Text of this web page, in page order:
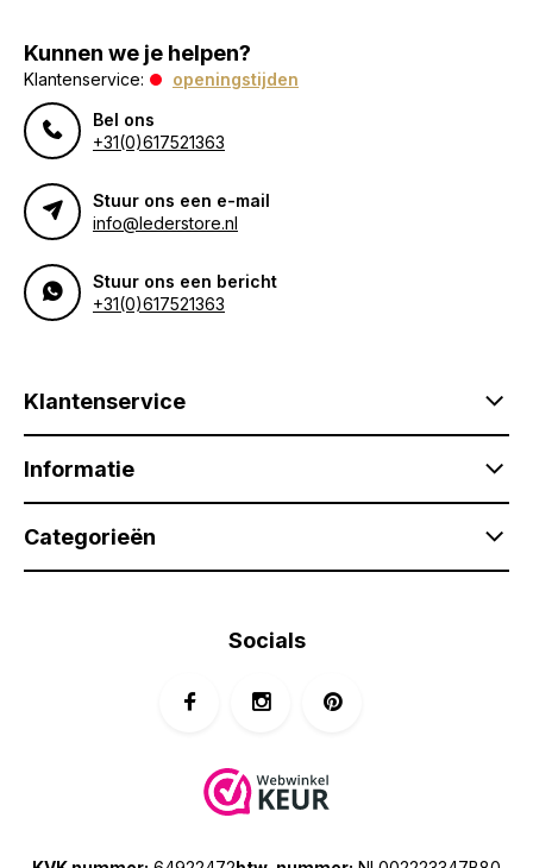
Kunnen we je helpen?
Klantenservice:
openingstijden
Bel ons
+31(0)617521363
Stuur ons een e-mail
info@lederstore.nl
Stuur ons een bericht
+31(0)617521363
Klantenservice
Informatie
Categorieën
Socials